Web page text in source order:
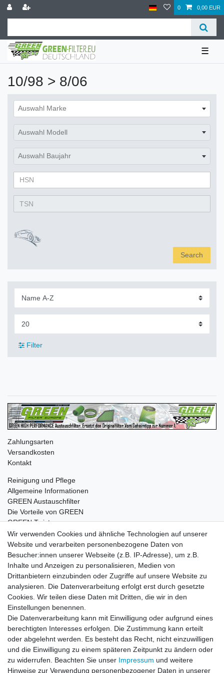
0 0,00 EUR
☰
10/98 > 8/06
Auswahl Marke
Auswahl Modell
Auswahl Baujahr
Search
Filter
Zahlungsarten
Versandkosten
Kontakt
Reinigung und Pflege
Allgemeine Informationen
GREEN Austauschfilter
Die Vorteile von GREEN
GREEN Twister
Impressum Daten­schutz­erklärung AGB
Barrierefreiheitserklärung Widerrufs­recht
Vertrag widerrufen Kontakt
© Copyright 2026 | Alle Rechte vorbehalten.
Wir verwenden Cookies und ähnliche Technologien auf unserer
Website und verarbeiten personenbezogene Daten von
Besucher:innen unserer Webseite (z.B. IP-Adresse), um z.B.
Inhalte und Anzeigen zu personalisieren, Medien von
Drittanbietern einzubinden oder Zugriffe auf unsere Website zu
analysieren. Die Datenverarbeitung erfolgt erst durch gesetzte
Cookies. Wir teilen diese Daten mit Dritten, die wir in den
Einstellungen benennen.
Die Datenverarbeitung kann mit Einwilligung oder aufgrund eines
berechtigten Interesses erfolgen. Die Zustimmung kann erteilt
oder abgelehnt werden. Es besteht das Recht, nicht einzuwilligen
und die Einwilligung zu einem späteren Zeitpunkt zu ändern oder
zu widerrufen. Beachten Sie unser Impressum und weitere
Hinweise zur Verwendung personenbezogener Daten in unserer